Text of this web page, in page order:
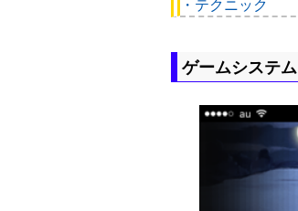
ゲームシステム